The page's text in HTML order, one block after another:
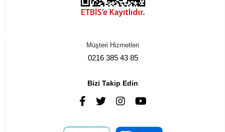
Müşteri Hizmetleri
0216 385 43 85
Bizi Takip Edin